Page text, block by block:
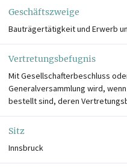
Geschäftszweige
Bauträgertätigkeit und Erwerb
Vertretungsbefugnis
Mit Gesellschafterbeschluss
Generalversammlung wird,
bestellt sind, deren
Sitz
Innsbruck